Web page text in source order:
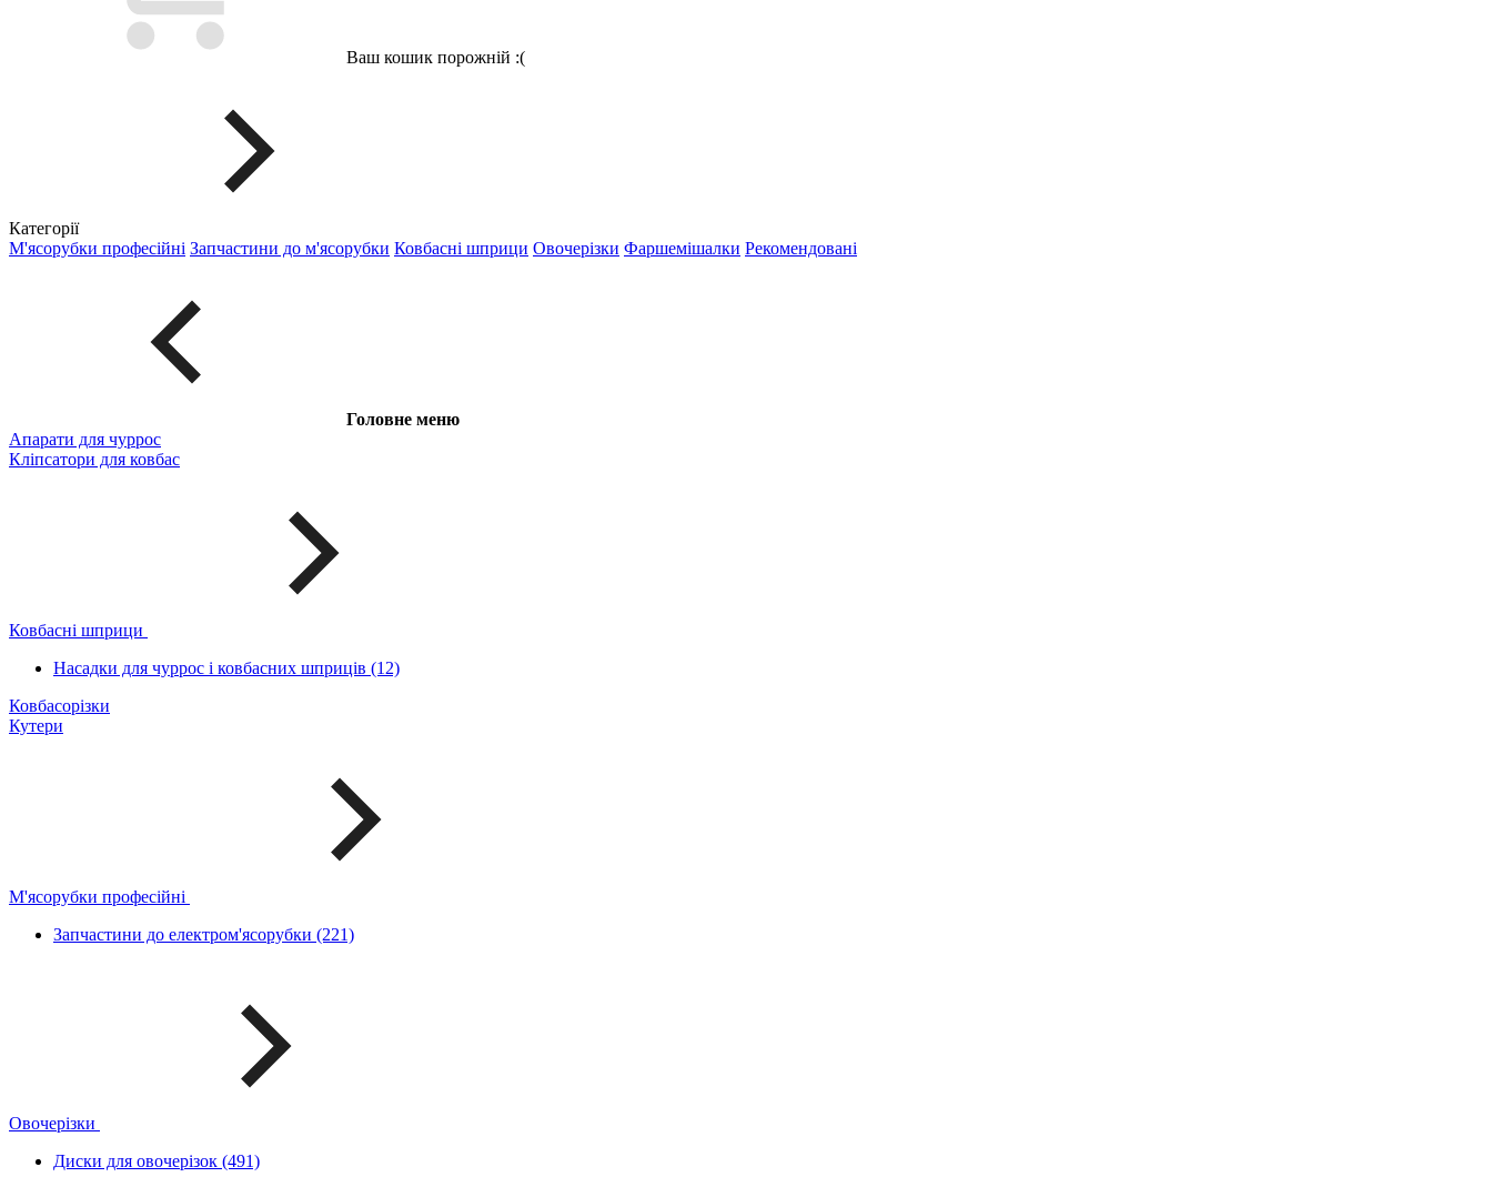
Ваш кошик порожній :(
Категорії
М'ясорубки професійні Запчастини до м'ясорубки Ковбасні шприци Овочерізки Фаршемішалки Рекомендовані
Головне меню
Апарати для чуррос
Кліпсатори для ковбас
Ковбасні шприци
Насадки для чуррос і ковбасних шприців (12)
Ковбасорізки
Кутери
М'ясорубки професійні
Запчастини до електром'ясорубки (221)
Овочерізки
Диски для овочерізок (491)